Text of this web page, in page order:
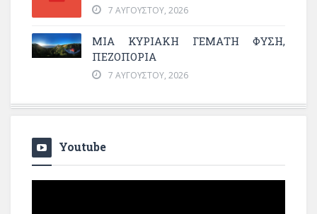
7 ΑΥΓΟΎΣΤΟΥ, 2026
ΜΙΑ ΚΥΡΙΑΚΉ ΓΕΜΆΤΗ ΦΎΣΗ,
ΠΕΖΟΠΟΡΊΑ
7 ΑΥΓΟΎΣΤΟΥ, 2026
Youtube